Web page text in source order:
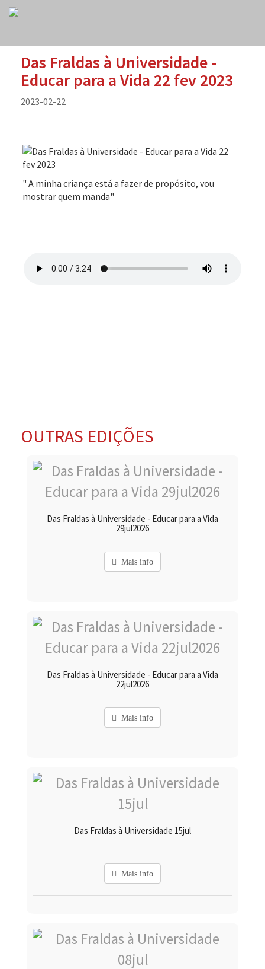
Das Fraldas à Universidade -
Educar para a Vida 22 fev 2023
2023-02-22
" A minha criança está a fazer de propósito, vou
mostrar quem manda"
OUTRAS EDIÇÕES
Das Fraldas à Universidade - Educar para a Vida
29jul2026
Mais info
Das Fraldas à Universidade - Educar para a Vida
22jul2026
Mais info
Das Fraldas à Universidade 15jul
Mais info